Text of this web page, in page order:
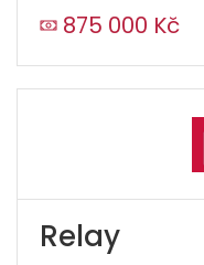
875 000 Kč
Relay